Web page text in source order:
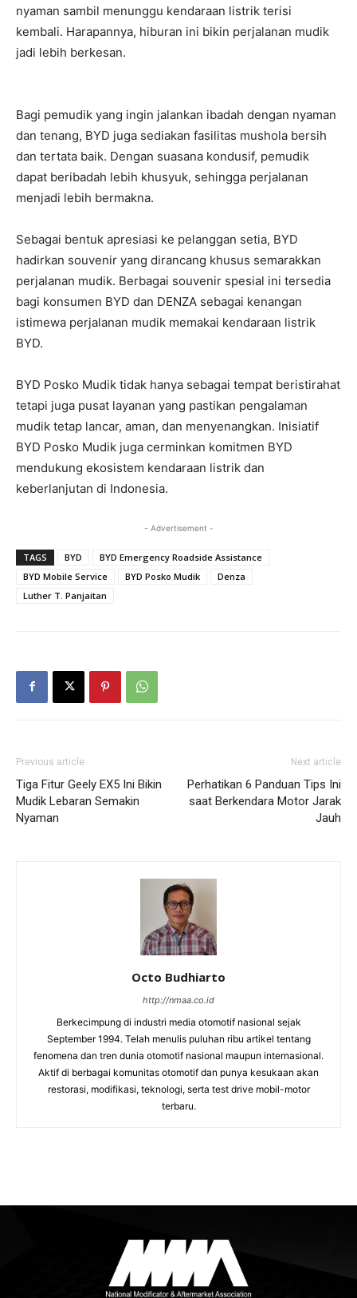
nyaman sambil menunggu kendaraan listrik terisi
kembali. Harapannya, hiburan ini bikin perjalanan mudik
jadi lebih berkesan.
Bagi pemudik yang ingin jalankan ibadah dengan nyaman
dan tenang, BYD juga sediakan fasilitas mushola bersih
dan tertata baik. Dengan suasana kondusif, pemudik
dapat beribadah lebih khusyuk, sehingga perjalanan
menjadi lebih bermakna.
Sebagai bentuk apresiasi ke pelanggan setia, BYD
hadirkan souvenir yang dirancang khusus semarakkan
perjalanan mudik. Berbagai souvenir spesial ini tersedia
bagi konsumen BYD dan DENZA sebagai kenangan
istimewa perjalanan mudik memakai kendaraan listrik
BYD.
BYD Posko Mudik tidak hanya sebagai tempat beristirahat
tetapi juga pusat layanan yang pastikan pengalaman
mudik tetap lancar, aman, dan menyenangkan. Inisiatif
BYD Posko Mudik juga cerminkan komitmen BYD
mendukung ekosistem kendaraan listrik dan
keberlanjutan di Indonesia.
- Advertisement -
TAGS BYD
BYD Emergency Roadside Assistance
BYD Mobile Service
BYD Posko Mudik
Denza
Luther T. Panjaitan
Previous article
Tiga Fitur Geely EX5 Ini Bikin
Mudik Lebaran Semakin
Nyaman
Next article
Perhatikan 6 Panduan Tips Ini
saat Berkendara Motor Jarak
Jauh
Octo Budhiarto
http://nmaa.co.id
Berkecimpung di industri media otomotif nasional sejak
September 1994. Telah menulis puluhan ribu artikel tentang
fenomena dan tren dunia otomotif nasional maupun internasional.
Aktif di berbagai komunitas otomotif dan punya kesukaan akan
restorasi, modifikasi, teknologi, serta test drive mobil-motor
terbaru.